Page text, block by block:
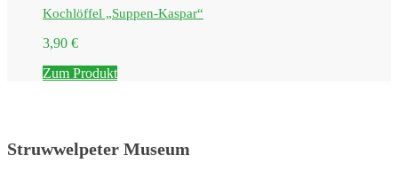
Kochlöffel „Suppen-Kaspar“
3,90 €
Zum Produkt
Struwwelpeter Museum